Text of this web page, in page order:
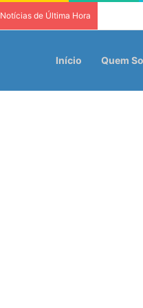
Notícias de Última Hora
Início Quem